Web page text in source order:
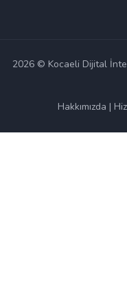
2026 © Kocaeli Dijital
Hakkımızda